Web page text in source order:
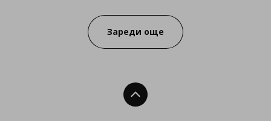
Зареди още
Нагоре